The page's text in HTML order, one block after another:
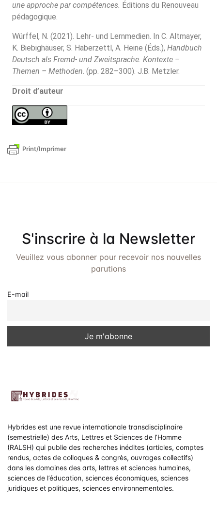
une approche par compétences. Éditions du Renouveau
pédagogique.
Würffel, N. (2021). Lehr- und Lernmedien. In C. Altmayer,
K. Biebighäuser, S. Haberzettl, A. Heine (Éds.), Handbuch
Deutsch als Fremd- und Zweitsprache. Kontexte –
Themen – Methoden. (pp. 282–300). J.B. Metzler.
Droit d’auteur
Print/Imprimer
S'inscrire à la Newsletter
Veuillez vous abonner pour recevoir nos nouvelles
parutions
E-mail
Hybrides est une revue internationale transdisciplinaire
(semestrielle) des Arts, Lettres et Sciences de l’Homme
(RALSH) qui publie des recherches inédites (articles, comptes
rendus, actes de colloques & congrès, ouvrages collectifs)
dans les domaines des arts, lettres et sciences humaines,
sciences de l’éducation, sciences économiques, sciences
juridiques et politiques, sciences environnementales.